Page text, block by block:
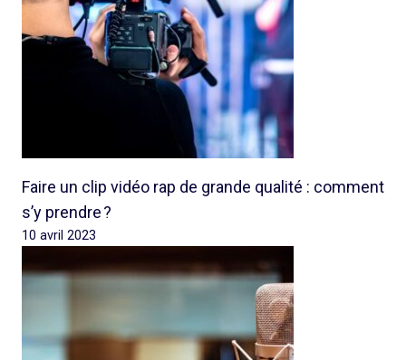
Faire un clip vidéo rap de grande qualité : comment
s’y prendre ?
10 avril 2023